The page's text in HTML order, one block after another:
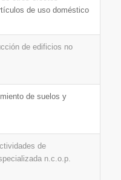
de uso doméstico
de edificios no
de suelos y
de
n.c.o.p.